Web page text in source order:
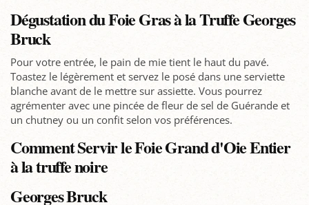
Dégustation du Foie Gras à la Truffe Georges
Bruck
Pour votre entrée, le pain de mie tient le haut du pavé.
Toastez le légèrement et servez le posé dans une serviette
blanche avant de le mettre sur assiette. Vous pourrez
agrémenter avec une pincée de fleur de sel de Guérande et
un chutney ou un confit selon vos préférences.
Comment Servir le Foie Grand d'Oie Entier
à la truffe noire
Georges Bruck